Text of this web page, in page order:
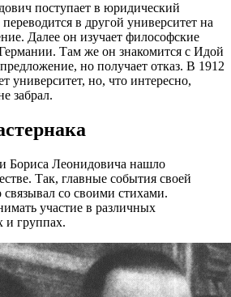
поступает в юридический
в другой университет на
Далее он изучает философские
Там же он знакомится с Идой
но получает отказ. В 1912
университет, но, что интересно,
забрал.
Бориса Леонидовича нашло
Так, главные события своей
со своими стихами.
участие в различных
и группах.